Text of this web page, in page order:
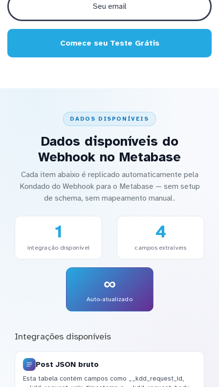
Comece seu Teste Grátis
DADOS DISPONÍVEIS
Dados disponíveis do
Webhook no Metabase
Cada item abaixo é replicado automaticamente pela
Kondado do Webhook para o Metabase — sem setup
de schema, sem mapeamento manual.
1
integração disponível
4
campos extraíveis
∞
Auto-atualizado
Integrações disponíveis
Post JSON bruto
Esta tabela contém campos como __kdd_request_id,